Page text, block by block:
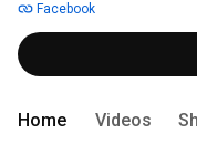
Facebook
Home Videos